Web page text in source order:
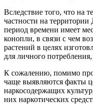
Вследствие того, что на
частности на
период времени имеет
конопли, в связи с чем
растений в целях
для личного
К сожалению, помимо
чаще выявляются факты
наркосодержащих
них наркотических